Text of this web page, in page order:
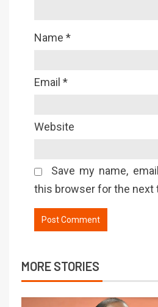
Name *
Email *
Website
Save my name,
this browser for the next
MORE STORIES